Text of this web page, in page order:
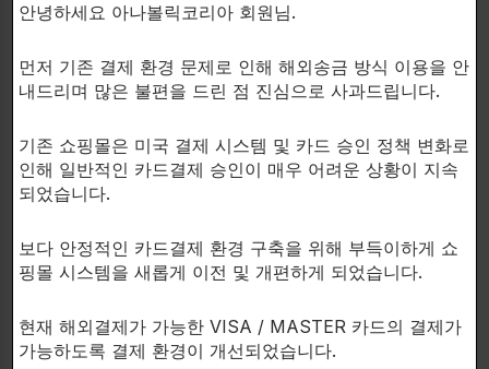
form on the prostate or other internal organs.
of DHT.
This means it does not increase the risk of hair loss.
The high efficacy is primarily due to its high stability on
androgen receptors, excellent bioavailability, and high
affinity.
processes over a wider range than testosterone.
The supplement influences increased muscle anabolism,
and nervous systems and increasing muscle mass.
Sarm is characterized by low hepatotoxicity and has a
안녕하세요 아나볼릭코리아 회원님.
먼저 기존 결제 환경 문제로 인해 해외송금 방식 이용을 안
내드리며 많은 불편을 드린 점 진심으로 사과드립니다.
기존 쇼핑몰은 미국 결제 시스템 및 카드 승인 정책 변화로
인해 일반적인 카드결제 승인이 매우 어려운 상황이 지속
되었습니다.
보다 안정적인 카드결제 환경 구축을 위해 부득이하게 쇼
핑몰 시스템을 새롭게 이전 및 개편하게 되었습니다.
현재 해외결제가 가능한 VISA / MASTER 카드의 결제가
가능하도록 결제 환경이 개선되었습니다.